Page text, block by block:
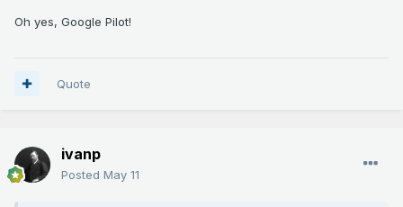
Oh yes, Google Pilot!
Quote
ivanp
Posted May 11